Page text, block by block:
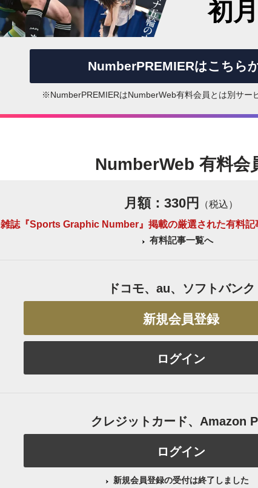
初月
NumberPREMIERはこちら
※NumberPREMIERはNumberWeb有料会員とは別サー
NumberWeb 有料会
月額：330円
（税込）
雑誌『Sports Graphic Number』掲載の厳選された有料記
有料記事一覧へ
ドコモ、au、ソフトバンク
新規会員登録
ログイン
クレジットカード、Amazon
ログイン
新規会員登録の受付は終了しました